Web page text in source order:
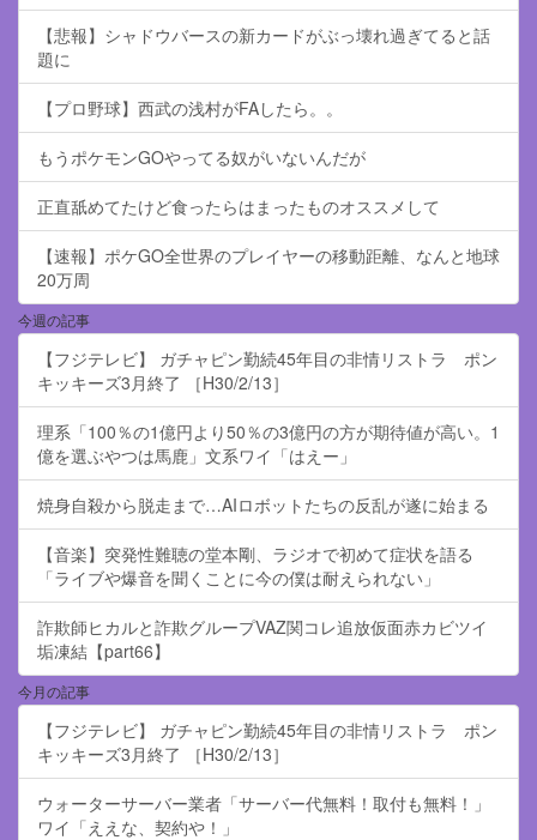
【悲報】シャドウバースの新カードがぶっ壊れ過ぎてると話
題に
【プロ野球】西武の浅村がFAしたら。。
もうポケモンGOやってる奴がいないんだが
正直舐めてたけど食ったらはまったものオススメして
【速報】ポケGO全世界のプレイヤーの移動距離、なんと地球
20万周
今週の記事
【フジテレビ】 ガチャピン勤続45年目の非情リストラ ポン
キッキーズ3月終了 ［H30/2/13］
理系「100％の1億円より50％の3億円の方が期待値が高い。1
億を選ぶやつは馬鹿」文系ワイ「はえー」
焼身自殺から脱走まで…AIロボットたちの反乱が遂に始まる
【音楽】突発性難聴の堂本剛、ラジオで初めて症状を語る
「ライブや爆音を聞くことに今の僕は耐えられない」
詐欺師ヒカルと詐欺グループVAZ関コレ追放仮面赤カビツイ
垢凍結【part66】
今月の記事
【フジテレビ】 ガチャピン勤続45年目の非情リストラ ポン
キッキーズ3月終了 ［H30/2/13］
ウォーターサーバー業者「サーバー代無料！取付も無料！」
ワイ「ええな、契約や！」